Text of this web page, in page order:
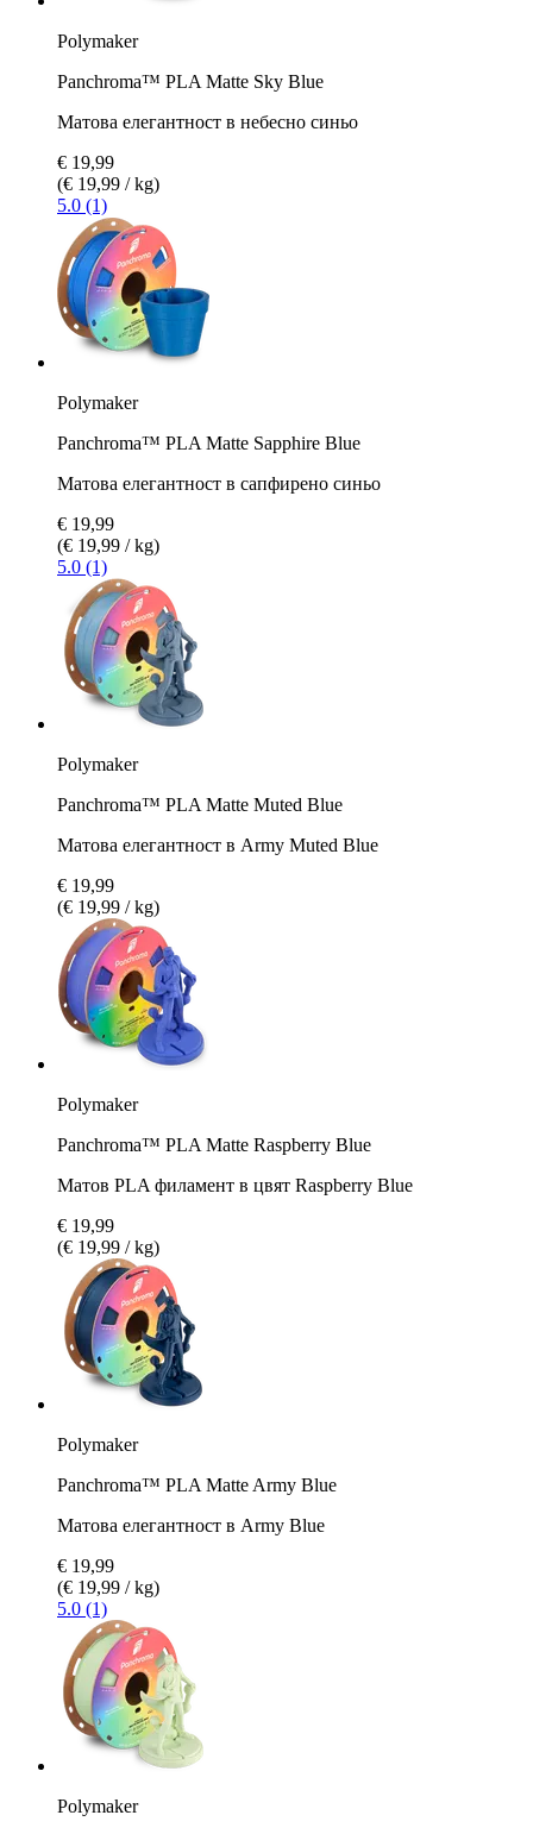
Polymaker
Panchroma™ PLA Matte Sky Blue
Матова елегантност в небесно синьо
€ 19,99
(€ 19,99 / kg)
5.0 (1)
Polymaker
Panchroma™ PLA Matte Sapphire Blue
Матова елегантност в сапфирено синьо
€ 19,99
(€ 19,99 / kg)
5.0 (1)
Polymaker
Panchroma™ PLA Matte Muted Blue
Матова елегантност в Army Muted Blue
€ 19,99
(€ 19,99 / kg)
Polymaker
Panchroma™ PLA Matte Raspberry Blue
Матов PLA филамент в цвят Raspberry Blue
€ 19,99
(€ 19,99 / kg)
Polymaker
Panchroma™ PLA Matte Army Blue
Матова елегантност в Army Blue
€ 19,99
(€ 19,99 / kg)
5.0 (1)
Polymaker